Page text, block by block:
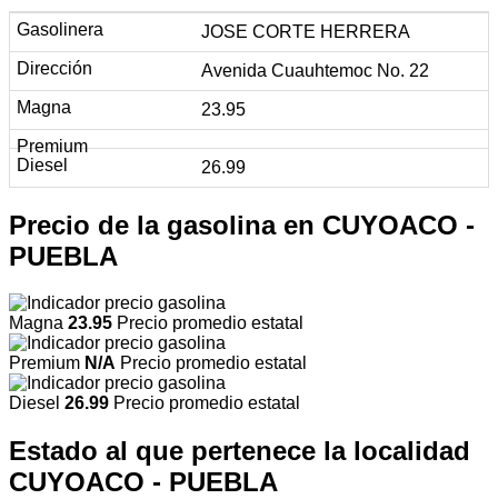
JOSE CORTE HERRERA
Avenida Cuauhtemoc No. 22
23.95
26.99
Precio de la gasolina en CUYOACO -
PUEBLA
Magna 23.95 Precio promedio estatal
Premium N/A Precio promedio estatal
Diesel 26.99 Precio promedio estatal
Estado al que pertenece la localidad
CUYOACO - PUEBLA